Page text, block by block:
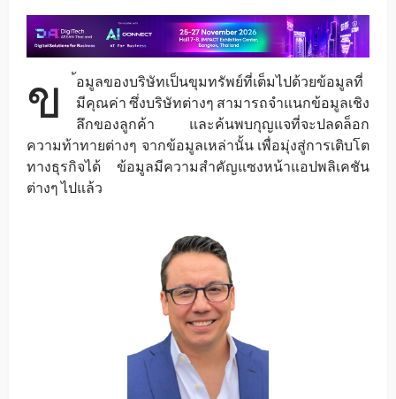
ข
้อมูลของบริษัทเป็นขุมทรัพย์ที่เต็มไปด้วยข้อมูลที่
มีคุณค่า ซึ่งบริษัทต่างๆ สามารถจำแนกข้อมูลเชิง
ลึกของลูกค้า และค้นพบกุญแจที่จะปลดล็อก
ความท้าทายต่างๆ จากข้อมูลเหล่านั้น เพื่อมุ่งสู่การเติบโต
ทางธุรกิจได้ ข้อมูลมีความสำคัญแซงหน้าแอปพลิเคชัน
ต่างๆ ไปแล้ว